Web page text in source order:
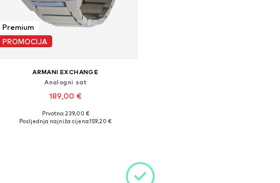
Premium
PROMOCIJA
ARMANI EXCHANGE
Analogni sat
189,00 €
Dostupne veličine: One Size
Prvotno: 239,00 €
Posljednja najniža cijena:159,20 €